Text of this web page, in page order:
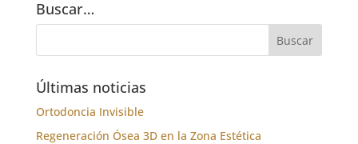
Buscar…
Últimas noticias
Ortodoncia Invisible
Regeneración Ósea 3D en la Zona Estética